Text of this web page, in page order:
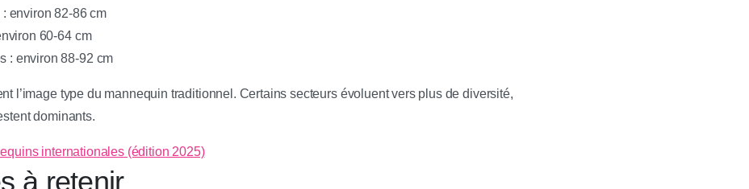
environ 82-86 cm
60-64 cm
: environ 88-92 cm
l’image type du mannequin traditionnel. Certains secteurs évoluent vers plus de diversité,
dominants.
internationales (édition 2025)
à retenir